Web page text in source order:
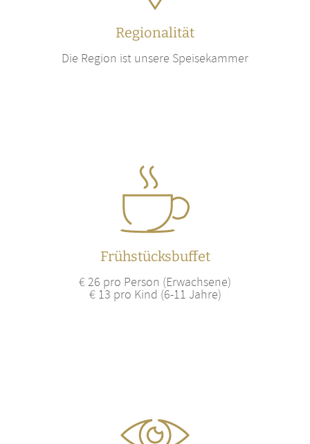
Regionalität
Die Region ist unsere Speisekammer
Frühstücksbuffet
€ 26 pro Person (Erwachsene)
€ 13 pro Kind (6-11 Jahre)